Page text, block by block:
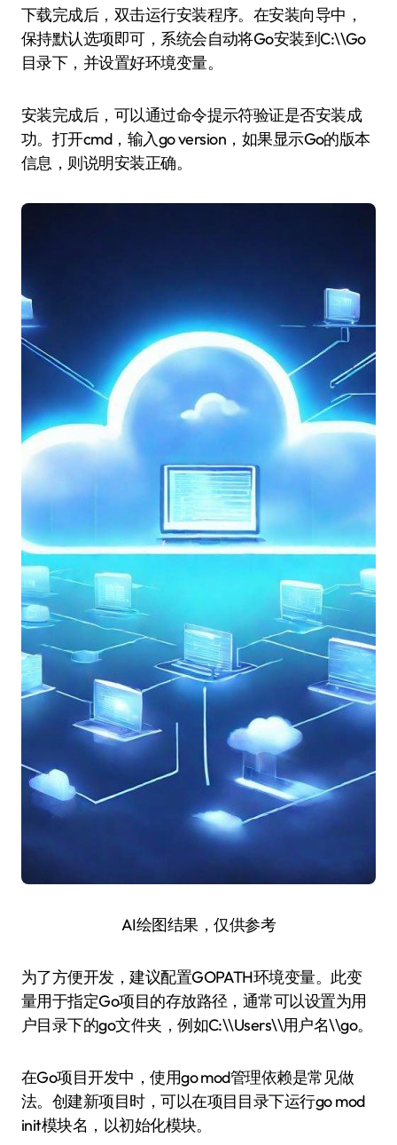
下载完成后，双击运行安装程序。在安装向导中，
保持默认选项即可，系统会自动将Go安装到C:\\Go
目录下，并设置好环境变量。
安装完成后，可以通过命令提示符验证是否安装成
功。打开cmd，输入go version，如果显示Go的版本
信息，则说明安装正确。
AI绘图结果，仅供参考
为了方便开发，建议配置GOPATH环境变量。此变
量用于指定Go项目的存放路径，通常可以设置为用
户目录下的go文件夹，例如C:\\Users\\用户名\\go。
在Go项目开发中，使用go mod管理依赖是常见做
法。创建新项目时，可以在项目目录下运行go mod
init模块名，以初始化模块。